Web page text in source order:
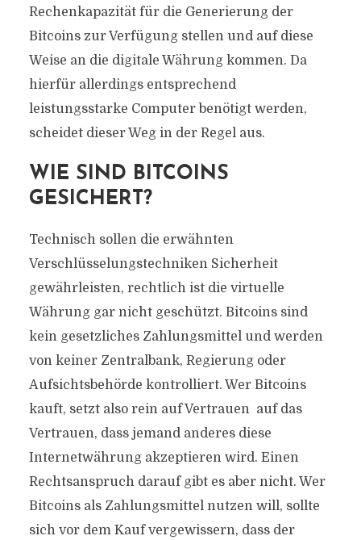
Rechenkapazität für die Generierung der
Bitcoins zur Verfügung stellen und auf diese
Weise an die digitale Währung kommen. Da
hierfür allerdings entsprechend
leistungsstarke Computer benötigt werden,
scheidet dieser Weg in der Regel aus.
WIE SIND BITCOINS
GESICHERT?
Technisch sollen die erwähnten
Verschlüsselungstechniken Sicherheit
gewährleisten, rechtlich ist die virtuelle
Währung gar nicht geschützt. Bitcoins sind
kein gesetzliches Zahlungsmittel und werden
von keiner Zentralbank, Regierung oder
Aufsichtsbehörde kontrolliert. Wer Bitcoins
kauft, setzt also rein auf Vertrauen  auf das
Vertrauen, dass jemand anderes diese
Internetwährung akzeptieren wird. Einen
Rechtsanspruch darauf gibt es aber nicht. Wer
Bitcoins als Zahlungsmittel nutzen will, sollte
sich vor dem Kauf vergewissern, dass der